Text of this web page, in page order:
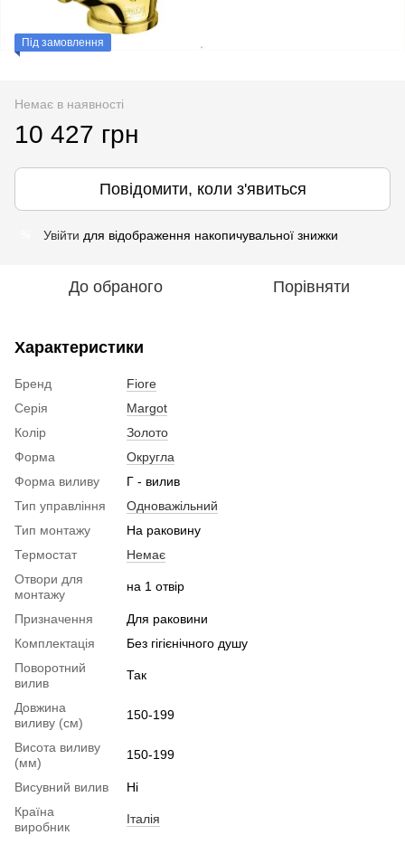
Під замовлення
Немає в наявності
10 427 грн
Повідомити, коли з'явиться
Увійти для відображення накопичувальної знижки
До обраного Порівняти
Характеристики
Бренд
Fiore
Серія
Margot
Колір
Золото
Форма
Округла
Форма виливу
Г - вилив
Тип управління
Одноважільний
Тип монтажу
На раковину
Термостат
Немає
Отвори для
монтажу
на 1 отвір
Призначення
Для раковини
Комплектація
Без гігієнічного душу
Поворотний
вилив
Так
Довжина
виливу (см)
150-199
Висота виливу
(мм)
150-199
Висувний вилив
Ні
Країна
виробник
Італія